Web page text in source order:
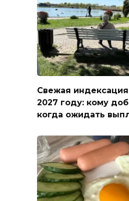
Свежая
2027 году: кому
когда ожидать